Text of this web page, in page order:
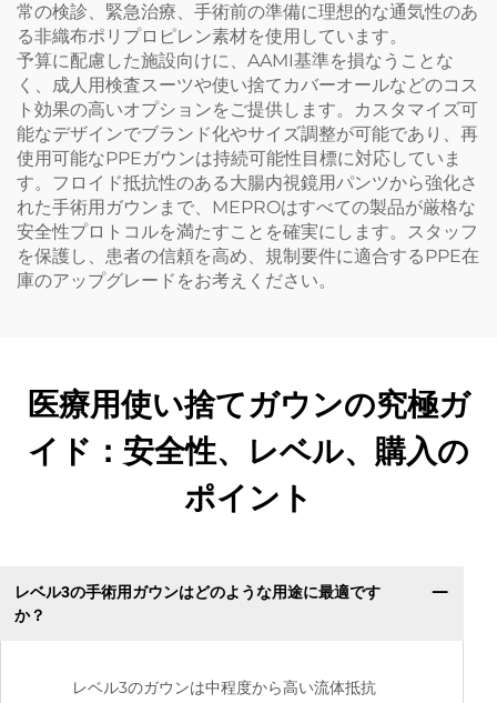
常の検診、緊急治療、手術前の準備に理想的な通気性のあ
る非織布ポリプロピレン素材を使用しています。
予算に配慮した施設向けに、AAMI基準を損なうことな
く、成人用検査スーツや使い捨てカバーオールなどのコス
ト効果の高いオプションをご提供します。カスタマイズ可
能なデザインでブランド化やサイズ調整が可能であり、再
使用可能なPPEガウンは持続可能性目標に対応していま
す。フロイド抵抗性のある大腸内視鏡用パンツから強化さ
れた手術用ガウンまで、MEPROはすべての製品が厳格な
安全性プロトコルを満たすことを確実にします。スタッフ
を保護し、患者の信頼を高め、規制要件に適合するPPE在
庫のアップグレードをお考えください。
医療用使い捨てガウンの究極ガ
イド：安全性、レベル、購入の
ポイント
レベル3の手術用ガウンはどのような用途に最適です
か？
レベル3のガウンは中程度から高い流体抵抗